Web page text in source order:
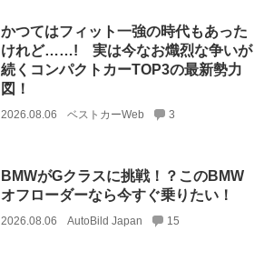
かつてはフィット一強の時代もあった
けれど……! 実は今なお熾烈な争いが
続くコンパクトカーTOP3の最新勢力
図！
2026.08.06 ベストカーWeb 3
BMWがGクラスに挑戦！？このBMW
オフローダーなら今すぐ乗りたい！
2026.08.06 AutoBild Japan 15